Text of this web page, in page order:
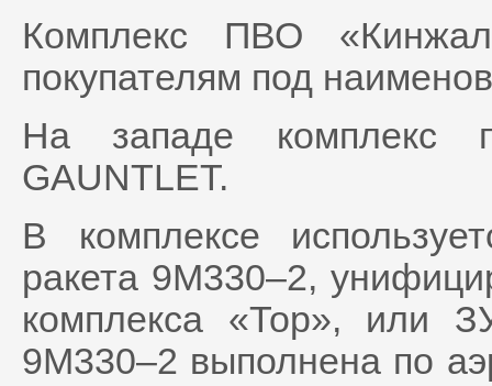
Комплекс ПВО
покупателям под
На западе комплекс
GAUNTLET.
В комплексе
ракета 9М330–2,
комплекса «Тор», или
9М330–2 выполнена по